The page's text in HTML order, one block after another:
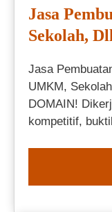
Jasa
Sekolah,
Jasa
UMKM,
DOMAIN!
kompetitif,